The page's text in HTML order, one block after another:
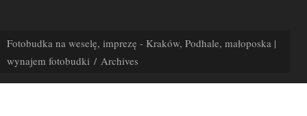
Fotobudka na weselę, imprezę - Kraków, Podhale, małoposka |
wynajem fotobudki
Archives
na fb!
Strona